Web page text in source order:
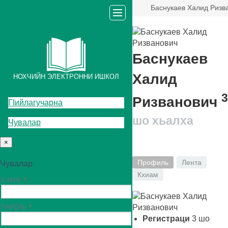
Баснукаев Халид
НОХЧИЙН ЭЛЕКТРОННИ ИШКОЛ
ГIийлагучарна
Чувалар
×
Чувалар
E-MAIL
ПАРОЛЬ
Баснукаев
Халид
Ризванович 3
шо хьалха
Профиль
Лента
Кхиам
Регистраци 3 шо